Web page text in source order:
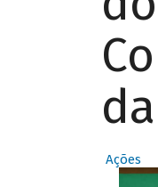
Ações